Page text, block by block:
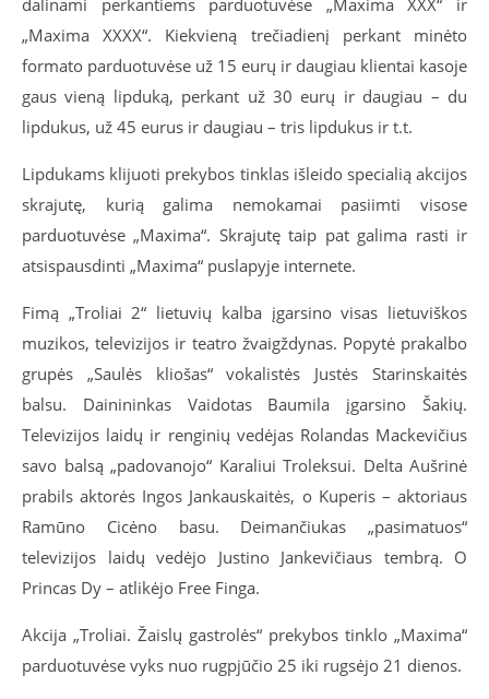
„Maxima XXXX“. Kiekvieną trečiadienį perkant minėto
formato parduotuvėse už 15 eurų ir daugiau klientai kasoje
gaus vieną lipduką, perkant už 30 eurų ir daugiau – du
lipdukus, už 45 eurus ir daugiau – tris lipdukus ir t.t.
Lipdukams klijuoti prekybos tinklas išleido specialią akcijos
skrajutę, kurią galima nemokamai pasiimti visose
parduotuvėse „Maxima“. Skrajutę taip pat galima rasti ir
atsispausdinti „Maxima“ puslapyje internete.
Fimą „Troliai 2“ lietuvių kalba įgarsino visas lietuviškos
muzikos, televizijos ir teatro žvaigždynas. Popytė prakalbo
grupės „Saulės kliošas“ vokalistės Justės Starinskaitės
balsu. Dainininkas Vaidotas Baumila įgarsino Šakių.
Televizijos laidų ir renginių vedėjas Rolandas Mackevičius
savo balsą „padovanojo“ Karaliui Troleksui. Delta Aušrinė
prabils aktorės Ingos Jankauskaitės, o Kuperis – aktoriaus
Ramūno Cicėno basu. Deimančiukas „pasimatuos“
televizijos laidų vedėjo Justino Jankevičiaus tembrą. O
Princas Dy – atlikėjo Free Finga.
Akcija „Troliai. Žaislų gastrolės“ prekybos tinklo „Maxima“
parduotuvėse vyks nuo rugpjūčio 25 iki rugsėjo 21 dienos.